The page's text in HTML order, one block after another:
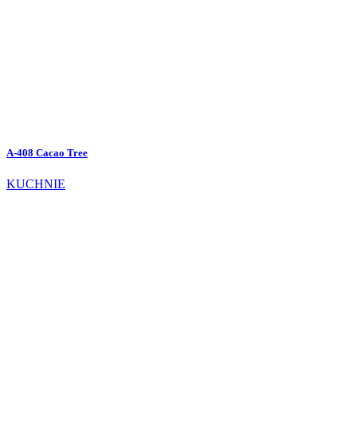
A-408 Cacao Tree
KUCHNIE